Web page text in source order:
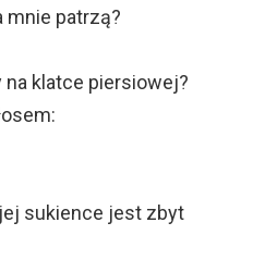
mnie patrzą?
klatce piersiowej?
sukience jest zbyt